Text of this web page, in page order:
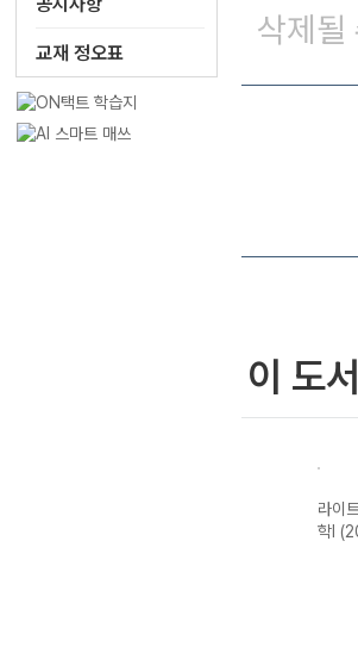
교재 정오표
삭제될
이 도
라이
학I